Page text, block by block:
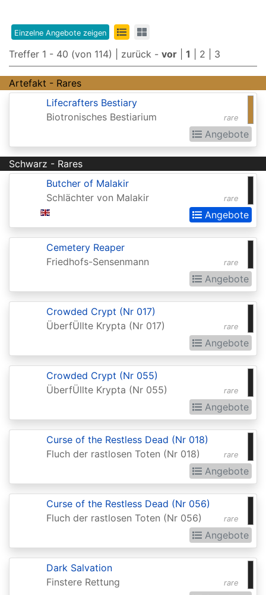
8th
Edition
9th
Edition
Adventures
the
Forgotten
Adventures
the
Forgotten
Extras
Aetherdrift
Aetherdrift:
Reborn
Alliances
Amonkhet
Amonkhet
Antiquities
Apocalypse
Einzelne Angebote zeigen
Treffer 1 - 40 (von 114) | zurück - vor 1 2 3
Artefakt - Rares
rare
Lifecrafters Bestiary
Biotronisches Bestiarium
Angebote
Schwarz - Rares
rare
Butcher of Malakir
Schlächter von Malakir
Angebote
rare
Cemetery Reaper
Friedhofs-Sensenmann
Angebote
rare
Crowded Crypt (Nr 017)
ÜberfÜllte Krypta (Nr 017)
Angebote
rare
Crowded Crypt (Nr 055)
ÜberfÜllte Krypta (Nr 055)
Angebote
rare
Curse of the Restless Dead (Nr 018)
Fluch der rastlosen Toten (Nr 018)
Angebote
rare
Curse of the Restless Dead (Nr 056)
Fluch der rastlosen Toten (Nr 056)
Angebote
rare
Dark Salvation
Finstere Rettung